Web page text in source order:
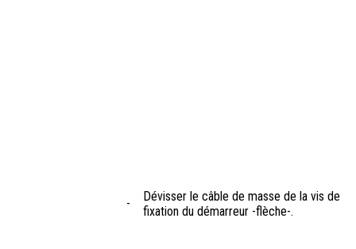
-
Dévisser le câble de masse de la vis de
fixation du démarreur -flèche-.